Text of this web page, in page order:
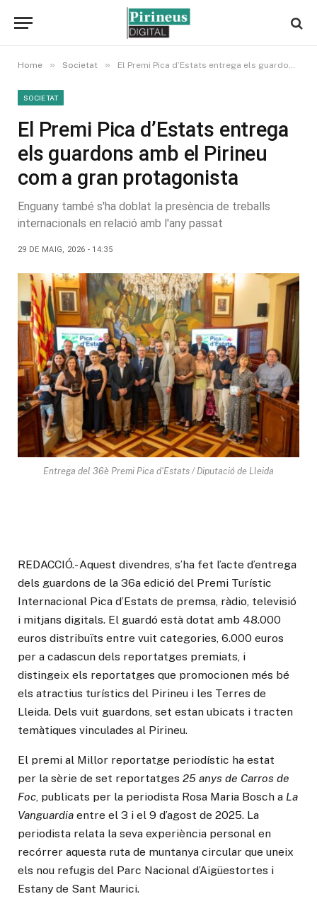
Home » Societat » El Premi Pica d’Estats entrega els guardons amb el Pirineu com a gran protagonista
SOCIETAT
El Premi Pica d’Estats entrega
els guardons amb el Pirineu
com a gran protagonista
Enguany també s'ha doblat la presència de treballs
internacionals en relació amb l'any passat
29 DE MAIG, 2026 - 14:35
Entrega del 36è Premi Pica d'Estats / Diputació de Lleida
REDACCIÓ.- Aquest divendres, s’ha fet l’acte d’entrega
dels guardons de la 36a edició del Premi Turístic
Internacional Pica d’Estats de premsa, ràdio, televisió
i mitjans digitals. El guardó està dotat amb 48.000
euros distribuïts entre vuit categories, 6.000 euros
per a cadascun dels reportatges premiats, i
distingeix els reportatges que promocionen més bé
els atractius turístics del Pirineu i les Terres de
Lleida. Dels vuit guardons, set estan ubicats i tracten
temàtiques vinculades al Pirineu.
El premi al Millor reportatge periodístic ha estat
per la sèrie de set reportatges 25 anys de Carros de
Foc , publicats per la periodista Rosa Maria Bosch a La
Vanguardia entre el 3 i el 9 d’agost de 2025. La
periodista relata la seva experiència personal en
recórrer aquesta ruta de muntanya circular que uneix
els nou refugis del Parc Nacional d’Aigüestortes i
Estany de Sant Maurici.